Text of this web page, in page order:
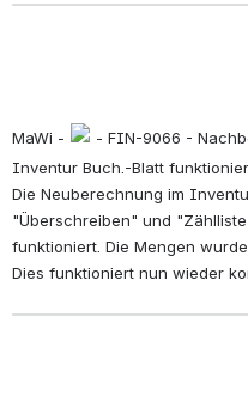
MaWi -
- FIN-9066 -
Inventur Buch.-Blatt
Die Neuberechnung im
"Überschreiben" und
funktioniert. Die Mengen
Dies funktioniert nun wieder